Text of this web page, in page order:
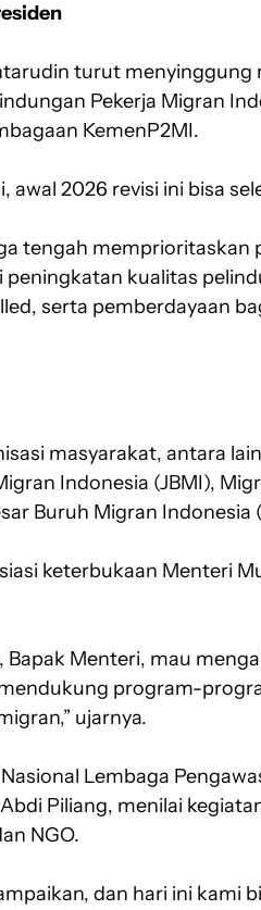
turut menyinggung
Pekerja Migran
KemenP2MI.
2026 revisi ini bisa
tengah memprioritaskan
kualitas
serta pemberdayaan
masyarakat, antara
Indonesia (JBMI),
Buruh Migran Indonesia
keterbukaan Menteri
Bapak Menteri, mau
program-
ujarnya.
Lembaga
Piliang, menilai
NGO.
dan hari ini kami